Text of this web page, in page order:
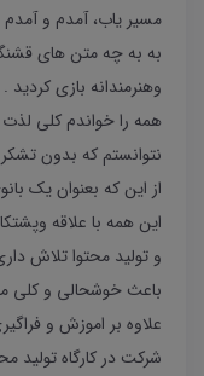
مسیر یاب، آمدم و آمدم
به به چه متن های
وهنرمندانه بازی کردید .
همه را خواندم کلی
نتوانستم که بدون
از این که بعنوان یک
این همه با علاقه
و تولید محتوا تلاش
باعث خوشحالی و کلی
علاوه بر اموزش و
شرکت در کارگاه تولید